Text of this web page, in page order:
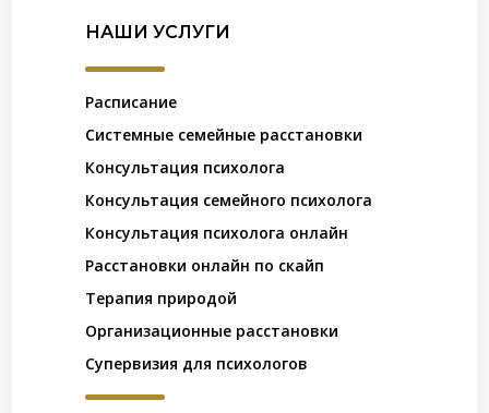
НАШИ УСЛУГИ
Расписание
Системные семейные расстановки
Консультация психолога
Консультация семейного психолога
Консультация психолога онлайн
Расстановки онлайн по скайп
Терапия природой
Организационные расстановки
Супервизия для психологов